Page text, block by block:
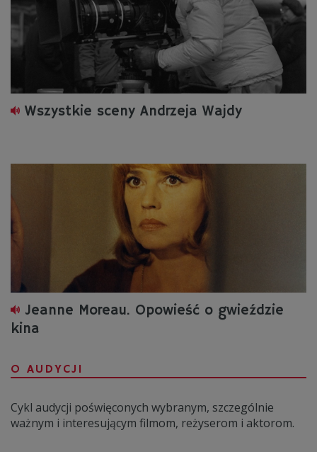
Wszystkie sceny Andrzeja Wajdy
Jeanne Moreau. Opowieść o gwieździe
kina
O AUDYCJI
Cykl audycji poświęconych wybranym, szczególnie
ważnym i interesującym filmom, reżyserom i aktorom.